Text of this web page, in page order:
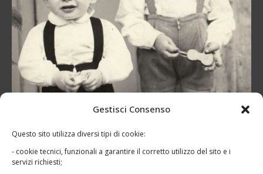
Gestisci Consenso
Questo sito utilizza diversi tipi di cookie:
- cookie tecnici, funzionali a garantire il corretto utilizzo del sito e i
servizi richiesti;